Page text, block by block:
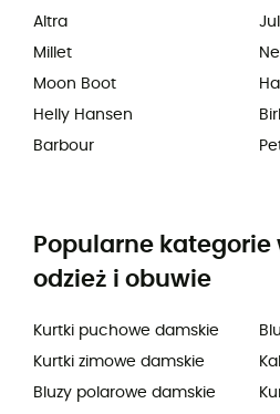
Altra
Millet
Moon Boot
Helly Hansen
Barbour
Popularne kategorie
odzież i obuwie
Kurtki puchowe damskie
Kurtki zimowe damskie
Bluzy polarowe damskie